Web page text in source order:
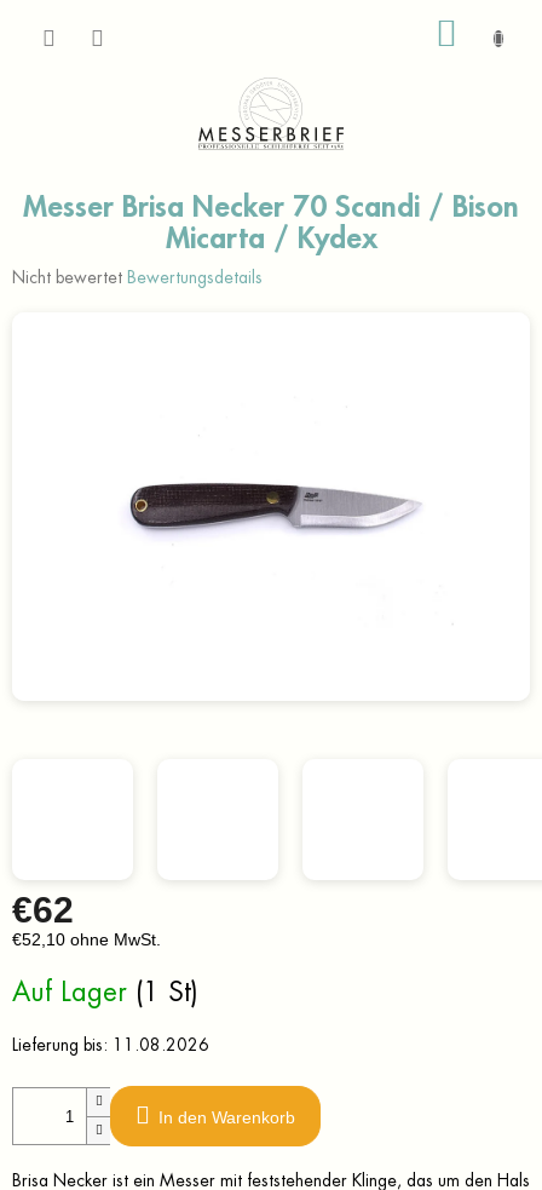
Messer Brisa Necker 70 Scandi / Bison
Micarta / Kydex
Die
Nicht bewertet Bewertungsdetails
€62
€52,10 ohne MwSt.
Auf Lager (1 St)
Lieferung bis: 11.08.2026
In den Warenkorb
Brisa Necker ist ein Messer mit feststehender Klinge, das um den Hals